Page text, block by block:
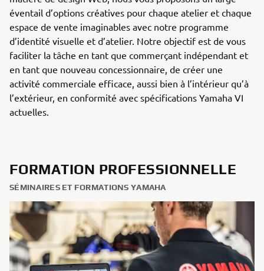
éventail d’options créatives pour chaque atelier et chaque
espace de vente imaginables avec notre programme
d’identité visuelle et d’atelier. Notre objectif est de vous
faciliter la tâche en tant que commerçant indépendant et
en tant que nouveau concessionnaire, de créer une
activité commerciale efficace, aussi bien à l’intérieur qu’à
l’extérieur, en conformité avec spécifications Yamaha VI
actuelles.
FORMATION PROFESSIONNELLE
SÉMINAIRES ET FORMATIONS YAMAHA